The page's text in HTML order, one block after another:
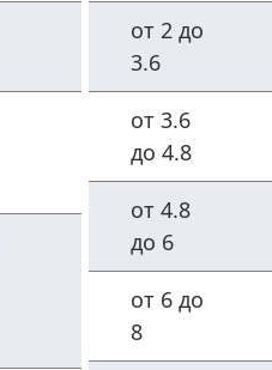
от 2 до
3.6
от 3.6
до 4.8
от 4.8
до 6
от 6 до
8